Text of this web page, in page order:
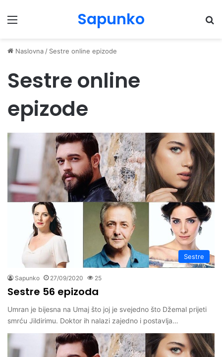
Menu Sapunko
Naslovna / Sestre online epizode
Sestre online
epizode
Sestre
Sapunko 27/09/2020 25
Sestre 56 epizoda
Umran je bijesna na Umaj što joj je svejedno što Džemal prijeti
smrću Jildirimu. Doktor ih nalazi zajedno i postavlja…